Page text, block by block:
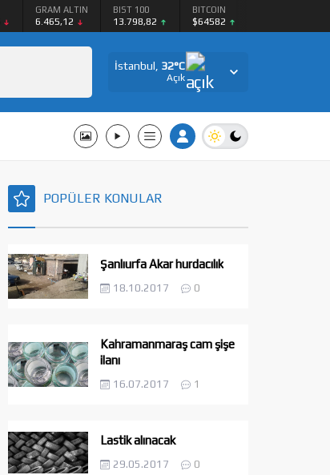
GRAM ALTIN
6.465,12
BIST 100
13.798,82
BITCOIN
$64582
İstanbul, 32°C
Açık
POPÜLER KONULAR
Şanlıurfa Akar hurdacılık
18.10.2017 0
Kahramanmaraş cam şişe
ilanı
16.07.2017 1
Lastik alınacak
29.05.2017 0